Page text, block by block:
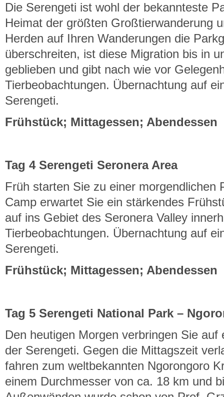
Die Serengeti ist wohl der bekannteste
Heimat der größten Großtierwanderung
Herden auf Ihren Wanderungen die
überschreiten, ist diese Migration bis in
geblieben und gibt nach wie vor
Tierbeobachtungen. Übernachtung auf
Serengeti.
Frühstück; Mittagessen; Abendessen
Tag 4 Serengeti Seronera Area
Früh starten Sie zu einer morgendlichen
Camp erwartet Sie ein stärkendes
auf ins Gebiet des Seronera Valley
Tierbeobachtungen. Übernachtung auf
Serengeti.
Frühstück; Mittagessen; Abendessen
Tag 5 Serengeti National Park –
Den heutigen Morgen verbringen Sie
der Serengeti. Gegen die Mittagszeit
fahren zum weltbekannten Ngorongoro
einem Durchmesser von ca. 18 km und